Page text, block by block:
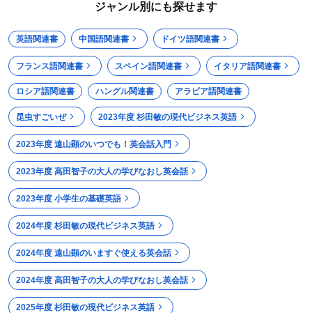
ジャンル別にも探せます
英語関連書 中国語関連書 ドイツ語関連書
フランス語関連書 スペイン語関連書 イタリア語関連書
ロシア語関連書 ハングル関連書 アラビア語関連書
昆虫すごいぜ 2023年度 杉田敏の現代ビジネス英語
2023年度 遠山顕のいつでも！英会話入門
2023年度 高田智子の大人の学びなおし英会話
2023年度 小学生の基礎英語
2024年度 杉田敏の現代ビジネス英語
2024年度 遠山顕のいますぐ使える英会話
2024年度 高田智子の大人の学びなおし英会話
2025年度 杉田敏の現代ビジネス英語